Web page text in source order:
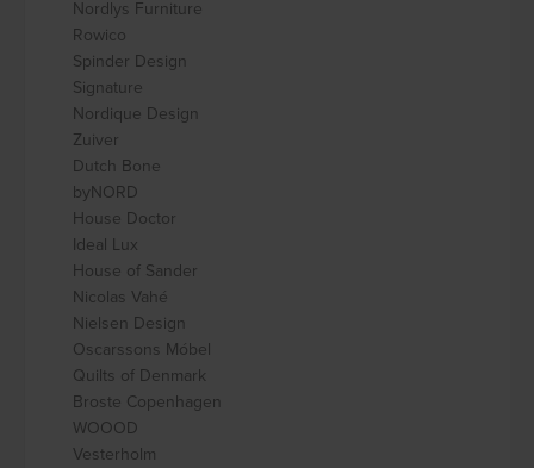
Nordlys Furniture
Rowico
Spinder Design
Signature
Nordique Design
Zuiver
Dutch Bone
byNORD
House Doctor
Ideal Lux
House of Sander
Nicolas Vahé
Nielsen Design
Oscarssons Móbel
Quilts of Denmark
Broste Copenhagen
WOOOD
Vesterholm